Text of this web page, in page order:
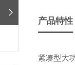
产品特性
紧凑型大